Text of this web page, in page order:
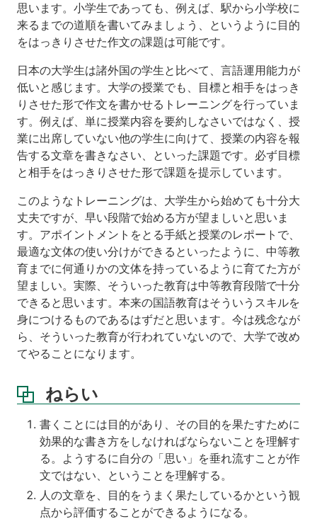
ね
ら
い
授
業
の
構
使
用
物
講
義
ノ
ー
ト
思います。小学生であっても、例えば、駅から小学校に
来るまでの道順を書いてみましょう、というように目的
をはっきりさせた作文の課題は可能です。
日本の大学生は諸外国の学生と比べて、言語運用能力が
低いと感じます。大学の授業でも、目標と相手をはっき
りさせた形で作文を書かせるトレーニングを行っていま
す。例えば、単に授業内容を要約しなさいではなく、授
業に出席していない他の学生に向けて、授業の内容を報
告する文章を書きなさい、といった課題です。必ず目標
と相手をはっきりさせた形で課題を提示しています。
このようなトレーニングは、大学生から始めても十分大
丈夫ですが、早い段階で始める方が望ましいと思いま
す。アポイントメントをとる手紙と授業のレポートで、
最適な文体の使い分けができるといったように、中等教
育までに何通りかの文体を持っているように育てた方が
望ましい。実際、そういった教育は中等教育段階で十分
できると思います。本来の国語教育はそういうスキルを
身につけるものであるはずだと思います。今は残念なが
ら、そういった教育が行われていないので、大学で改め
てやることになります。
ねらい
書くことには目的があり、その目的を果たすために
効果的な書き方をしなければならないことを理解す
る。ようするに自分の「思い」を垂れ流すことが作
文ではない、ということを理解する。
人の文章を、目的をうまく果たしているかという観
点から評価することができるようになる。